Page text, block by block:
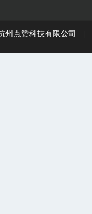
杭州点赞科技有限公司